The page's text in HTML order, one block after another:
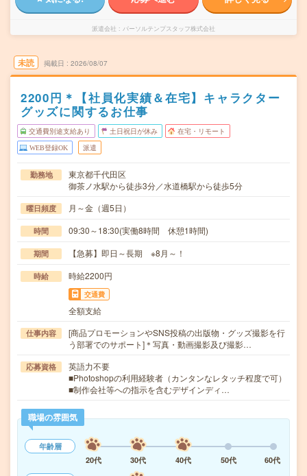
派遣会社 パーソルテンプスタッフ株式会社
未読 掲載日 2026/08/07
2200円＊【社員化実績＆在宅】キャラクター
グッズに関するお仕事
交通費別途支給あり 土日祝日が休み 在宅・リモート
WEB登録OK 派遣
勤務地
東京都千代田区
御茶ノ水駅から徒歩3分／水道橋駅から徒歩5分
曜日頻度 月～金（週5日）
時間 09:30～18:30(実働8時間 休憩1時間)
期間 【急募】即日～長期 ※8月～！
時給 時給2200円
交通費
全額支給
仕事内容
[商品プロモーションやSNS投稿の出版物・グッズ撮影を行
う部署でのサポート]＊写真・動画撮影及び撮影…
応募資格
英語力不要
■Photoshopの利用経験者（カンタンなレタッチ程度で可）
■制作会社等への指示を含むデザインディ…
職場の雰囲気
年齢層
20代
30代 40代 50代
60代